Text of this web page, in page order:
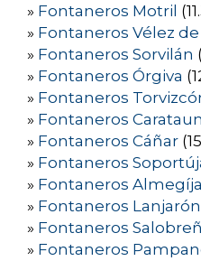
» Fontaneros Motril
» Fontaneros Vélez
» Fontaneros Sorvilán
» Fontaneros Órgiva
» Fontaneros
» Fontaneros
» Fontaneros Cáñar
» Fontaneros
» Fontaneros
» Fontaneros Lanjarón
» Fontaneros
» Fontaneros